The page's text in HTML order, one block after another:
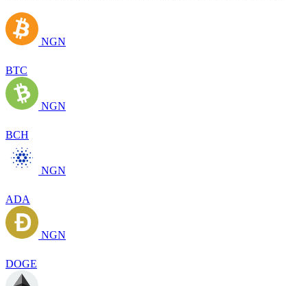
NGN
BTC
NGN
BCH
NGN
ADA
NGN
DOGE